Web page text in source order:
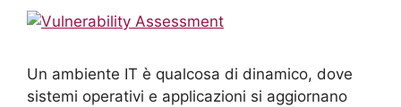
Un ambiente IT è qualcosa di dinamico, dove
sistemi operativi e applicazioni si aggiornano